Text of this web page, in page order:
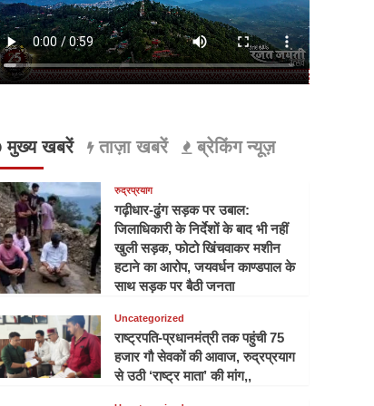
मुख्य खबरें ताज़ा खबरें ब्रेकिंग न्यूज़
रुद्रप्रयाग
गढ़ीधार-ढुंग सड़क पर उबाल:
जिलाधिकारी के निर्देशों के बाद भी नहीं
खुली सड़क, फोटो खिंचवाकर मशीन
हटाने का आरोप, जयवर्धन काण्डपाल के
साथ सड़क पर बैठी जनता
Uncategorized
राष्ट्रपति-प्रधानमंत्री तक पहुंची 75
हजार गौ सेवकों की आवाज, रुद्रप्रयाग
से उठी ‘राष्ट्र माता’ की मांग,,